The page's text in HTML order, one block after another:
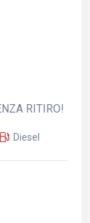
RITIRO!
Diesel